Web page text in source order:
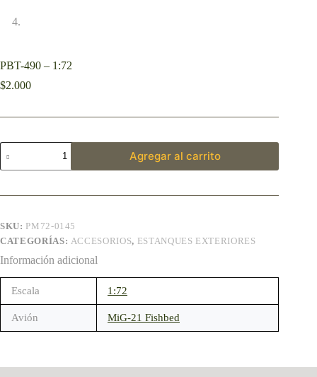
PBT-490 – 1:72
$2.000
Agregar al carrito
SKU: PM72-0145
CATEGORÍAS: ACCESORIOS, ESTANQUES EXTERIORES
Información adicional
Escala 1:72
Avión MiG-21 Fishbed